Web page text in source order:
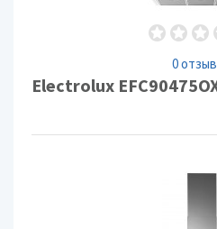
0
Electrolux